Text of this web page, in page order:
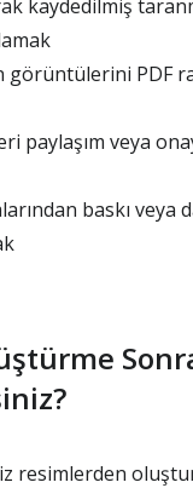
kaydedilmiş
görüntülerini PDF
paylaşım veya
baskı veya
resimlerden